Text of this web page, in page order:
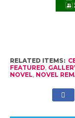
RELATED ITEMS:
FEATURED
NOVEL NOVEL